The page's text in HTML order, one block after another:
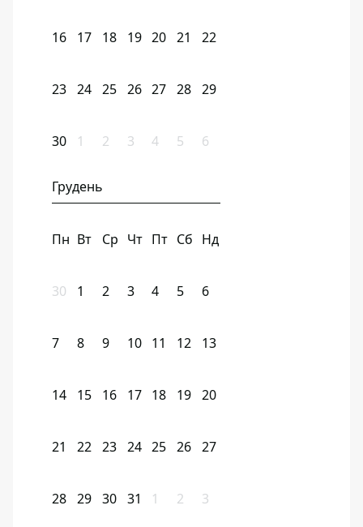
16 17 18 19 20 21 22
23 24 25 26 27 28 29
30 1 2 3 4 5 6
Грудень
Пн Вт Ср Чт Пт Сб Нд
30 1 2 3 4 5 6
7 8 9 10 11 12 13
14 15 16 17 18 19 20
21 22 23 24 25 26 27
28 29 30 31 1 2 3